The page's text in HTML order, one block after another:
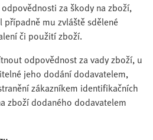
za škody na zboží,
mu zvláště sdělené
či použití zboží.
odpovědnost za vady zboží, u
jeho dodání dodavatelem,
zákazníkem identifikačních
zboží dodaného dodavatelem